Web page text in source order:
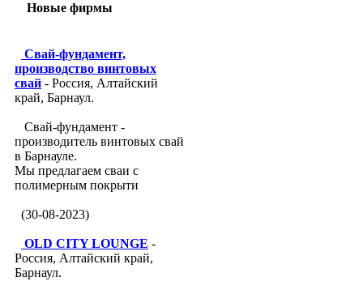
Новые фирмы
Свай-фундамент,
производство винтовых
свай - Россия, Алтайский
край, Барнаул.
Свай-фундамент -
производитель винтовых свай
в Барнауле.
Мы предлагаем сваи с
полимерным покрыти
(30-08-2023)
OLD CITY LOUNGE -
Россия, Алтайский край,
Барнаул.